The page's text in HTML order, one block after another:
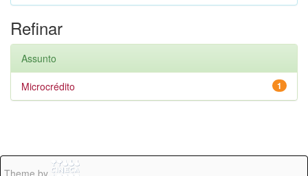
Refinar
Assunto
1
Microcrédito